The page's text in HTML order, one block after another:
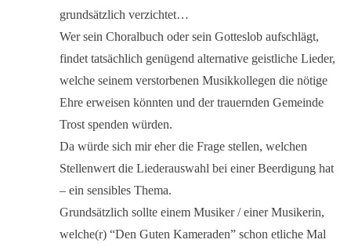
grundsätzlich verzichtet…
Wer sein Choralbuch oder sein Gotteslob aufschlägt,
findet tatsächlich genügend alternative geistliche Lieder,
welche seinem verstorbenen Musikkollegen die nötige
Ehre erweisen könnten und der trauernden Gemeinde
Trost spenden würden.
Da würde sich mir eher die Frage stellen, welchen
Stellenwert die Liederauswahl bei einer Beerdigung hat
– ein sensibles Thema.
Grundsätzlich sollte einem Musiker / einer Musikerin,
welche(r) “Den Guten Kameraden” schon etliche Mal